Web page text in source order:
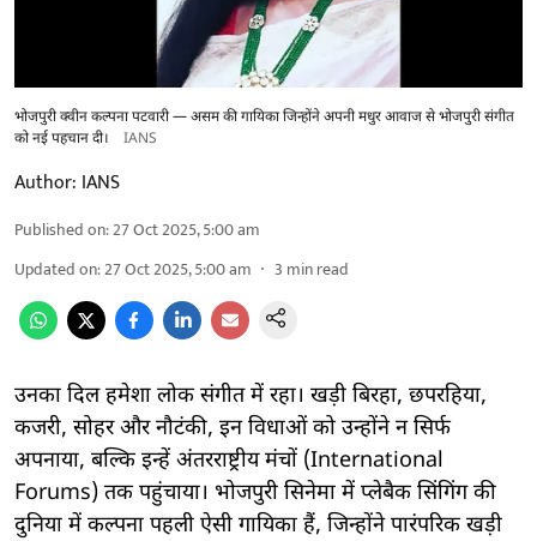
भोजपुरी क्वीन कल्पना पटवारी — असम की गायिका जिन्होंने अपनी मधुर आवाज से भोजपुरी संगीत
को नई पहचान दी।
IANS
Author: IANS
Published on:27 Oct 2025, 5:00 am
Updated on:27 Oct 2025, 5:00 am 3 min read
उनका दिल हमेशा लोक संगीत में रहा। खड़ी बिरहा, छपरहिया,
कजरी, सोहर और नौटंकी, इन विधाओं को उन्होंने न सिर्फ
अपनाया, बल्कि इन्हें अंतरराष्ट्रीय मंचों (International
Forums) तक पहुंचाया। भोजपुरी सिनेमा में प्लेबैक सिंगिंग की
दुनिया में कल्पना पहली ऐसी गायिका हैं, जिन्होंने पारंपरिक खड़ी